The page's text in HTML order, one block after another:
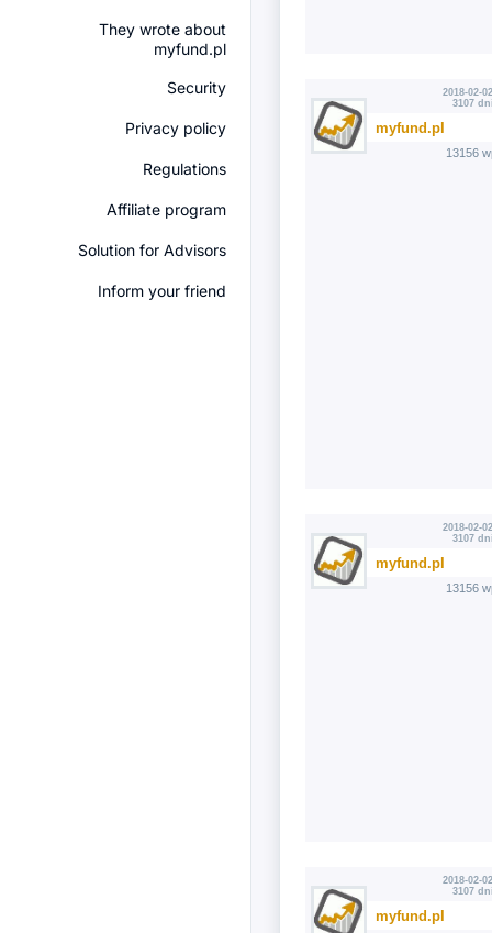
They wrote about
myfund.pl
Security
Privacy policy
Regulations
Affiliate program
Solution for Advisors
Inform your friend
2018-02-
3107
myfund.pl
13156
2018-02-
3107
myfund.pl
13156
2018-02-
3107
myfund.pl